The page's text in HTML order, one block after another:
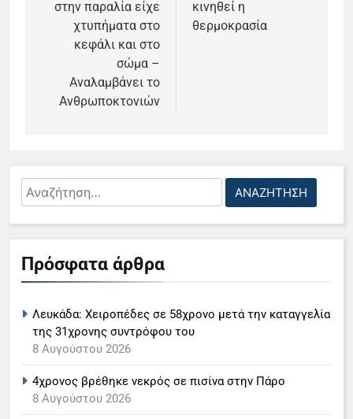
στην παραλία είχε
χτυπήματα στο
κεφάλι και στο
σώμα –
Αναλαμβάνει το
Ανθρωποκτονιών
κινηθεί η
θερμοκρασία
Αναζήτηση
για:
Πρόσφατα άρθρα
Λευκάδα: Χειροπέδες σε 58χρονο μετά την καταγγελία
της 31χρονης συντρόφου του
8 Αυγούστου 2026
4χρονος βρέθηκε νεκρός σε πισίνα στην Πάρο
8 Αυγούστου 2026
5
«τιμόνι» του κεντρικού δελτίου
ειδήσεων της ΕΡΤ
LIFESTYLE-MEDIA
6
LIFESTYLE-MEDIA